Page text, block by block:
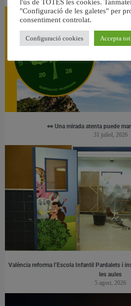
👀 Una mirada atenta puede
31 juliol, 2026
València reforma l’Escola Infantil Pardalets i
les aules
5 agost, 2026
l'ús de TOTES les cookies.
"Configuració de les galetes" per
consentiment controlat.
Configuració cookies Accepta tot